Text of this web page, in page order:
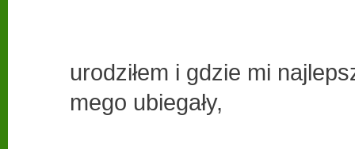
urodziłem i gdzie mi
mego ubiegały,